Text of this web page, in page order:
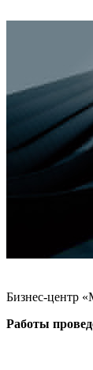
Бизнес-центр
Работы